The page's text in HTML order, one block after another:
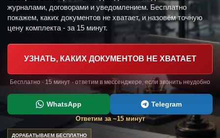
журналами, договорами и уведомлением. Бесплатно
покажем, каких документов не хватает, и назовём точную
цену комплекта - за 15 минут.
УЗНАТЬ, КАКИХ ДОКУМЕНТОВ НЕ ХВАТАЕТ
Бесплатно · 15 минут · ответим в мессенджере, если звонить неудобно
WhatsApp Telegram
Ответим за ~15 минут
ДОРАБАТЫВАЕМ БЕСПЛАТНО